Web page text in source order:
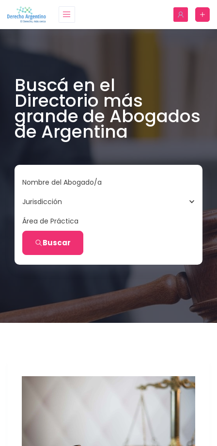
Buscá en el
Directorio más
grande de Abogados
de Argentina
Nombre del Abogado/a
Jurisdicción
Área de Práctica
Buscar